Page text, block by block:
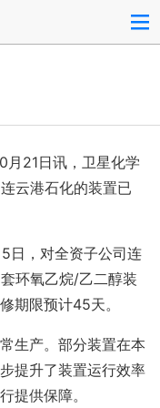
月21日讯，卫星化学
云港石化的装置已
日，对全资子公司连
环氧乙烷/乙二醇装
期限预计45天。
生产。部分装置在本
提升了装置运行效率
提供保障。